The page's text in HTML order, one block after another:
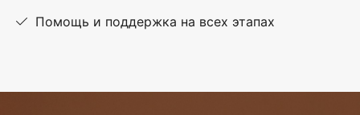
Помощь и поддержка на всех этапах